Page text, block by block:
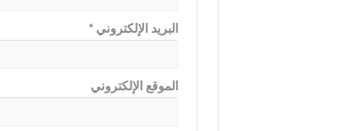
البريد الإلكتروني*
الموقع الإلكتروني